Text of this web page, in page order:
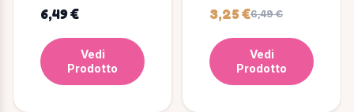
6,49 €
Vedi
Prodotto
3,25 €6,49 €
Vedi
Prodotto